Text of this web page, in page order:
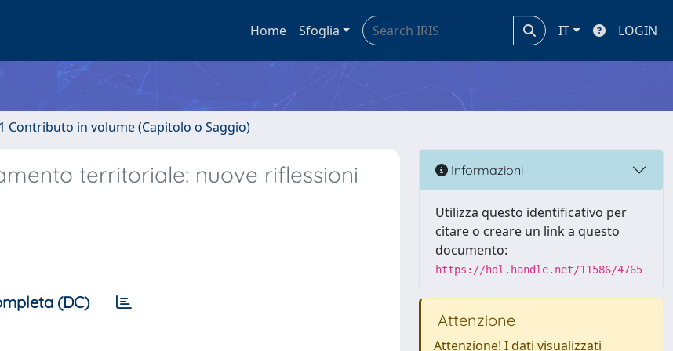
Home Sfoglia IT LOGIN
Contributo in volume (Capitolo o Saggio)
territoriale: nuove riflessioni
(DC)
Informazioni
Utilizza questo identificativo per
citare o creare un link a questo
documento:
https://hdl.handle.net/11586/4765
Attenzione
Attenzione! I dati visualizzati